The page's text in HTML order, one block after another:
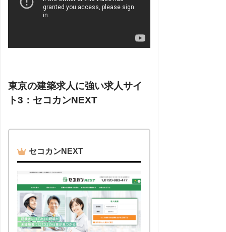
東京の建築求人に強い求人サイ
ト3：セコカンNEXT
セコカンNEXT